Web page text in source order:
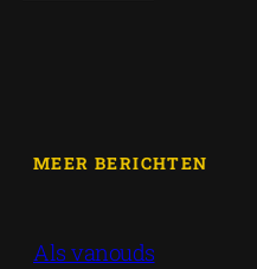
MEER BERICHTEN
Als vanouds